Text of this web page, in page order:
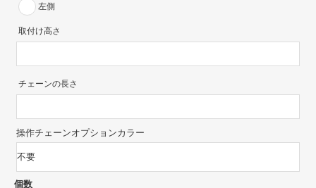
左側
取付け高さ
チェーンの長さ
操作チェーンオプションカラー
個数